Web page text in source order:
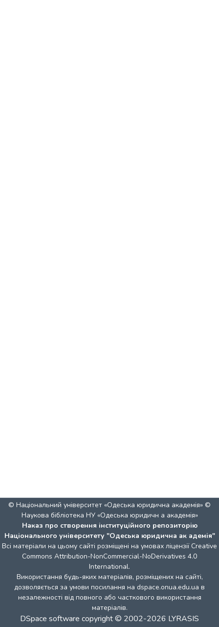
© Національний університет «Одеська юридична академія» ©
Наукова бібліотека НУ «Одеська юридичн а академія»
Наказ про створення інституційного репозиторію
Національного університету "Одеська юридична ак адемія"
Всі матеріали на цьому сайті розміщені на умовах ліцензії Creative
Commons Attribution-NonCommercial-NoDerivatives 4.0
International.
Використання будь-яких матеріалів, розміщених на сайті,
дозволяється за умови посилання на dspace.onua.edu.ua в
незалежності від повного або часткового використання
матеріалів.
DSpace software copyright © 2002-2026 LYRASIS